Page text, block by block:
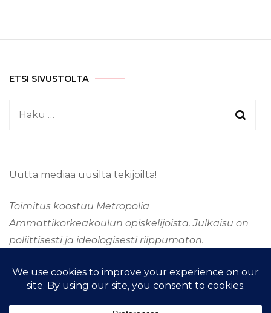
ETSI SIVUSTOLTA
Haku:
Uutta mediaa uusilta tekijöiltä!
Toimitus koostuu Metropolia
Ammattikorkeakoulun opiskelijoista. Julkaisu on
poliittisesti ja ideologisesti riippumaton.